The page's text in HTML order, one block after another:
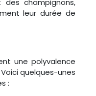
champignons,
leur durée de
une polyvalence
quelques-unes
: